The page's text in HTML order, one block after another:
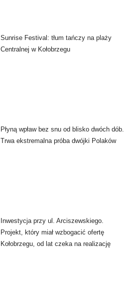
Sunrise Festival: tłum tańczy na plaży
Centralnej w Kołobrzegu
Płyną wpław bez snu od blisko dwóch dób.
Trwa ekstremalna próba dwójki Polaków
Inwestycja przy ul. Arciszewskiego.
Projekt, który miał wzbogacić ofertę
Kołobrzegu, od lat czeka na realizację